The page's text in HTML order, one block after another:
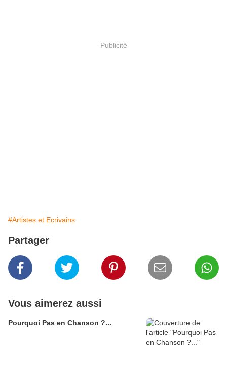
Publicité
#Artistes et Ecrivains
Partager
Vous aimerez aussi
Pourquoi Pas en Chanson ?...